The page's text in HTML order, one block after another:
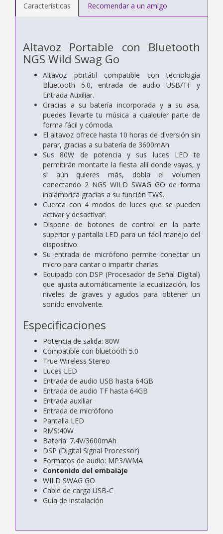
Características Recomendar a un amigo
Altavoz Portable con Bluetooth
NGS Wild Swag Go
Altavoz portátil compatible con tecnología
Bluetooth 5.0, entrada de audio USB/TF y
Entrada Auxiliar.
Gracias a su batería incorporada y a su asa,
puedes llevarte tu música a cualquier parte de
forma fácil y cómoda.
El altavoz ofrece hasta 10 horas de diversión sin
parar, gracias a su batería de 3600mAh.
Sus 80W de potencia y sus luces LED te
permitirán montarte la ­fiesta allí donde vayas, y
si aún quieres más, dobla el volumen
conectando 2 NGS WILD SWAG GO de forma
inalámbrica gracias a su función TWS.
Cuenta con 4 modos de luces que se pueden
activar y desactivar.
Dispone de botones de control en la parte
superior y pantalla LED para un fácil manejo del
dispositivo.
Su entrada de micrófono permite conectar un
micro para cantar o impartir charlas.
Equipado con DSP (Procesador de Señal Digital)
que ajusta automáticamente la ecualización, los
niveles de graves y agudos para obtener un
sonido envolvente.
Especificaciones
Potencia de salida: 80W
Compatible con bluetooth 5.0
True Wireless Stereo
Luces LED
Entrada de audio USB hasta 64GB
Entrada de audio TF hasta 64GB
Entrada auxiliar
Entrada de micrófono
Pantalla LED
RMS:40W
Batería: 7.4V/3600mAh
DSP (Digital Signal Processor)
Formatos de audio: MP3/WMA
Contenido del embalaje
WILD SWAG GO
Cable de carga USB-C
Guía de instalación